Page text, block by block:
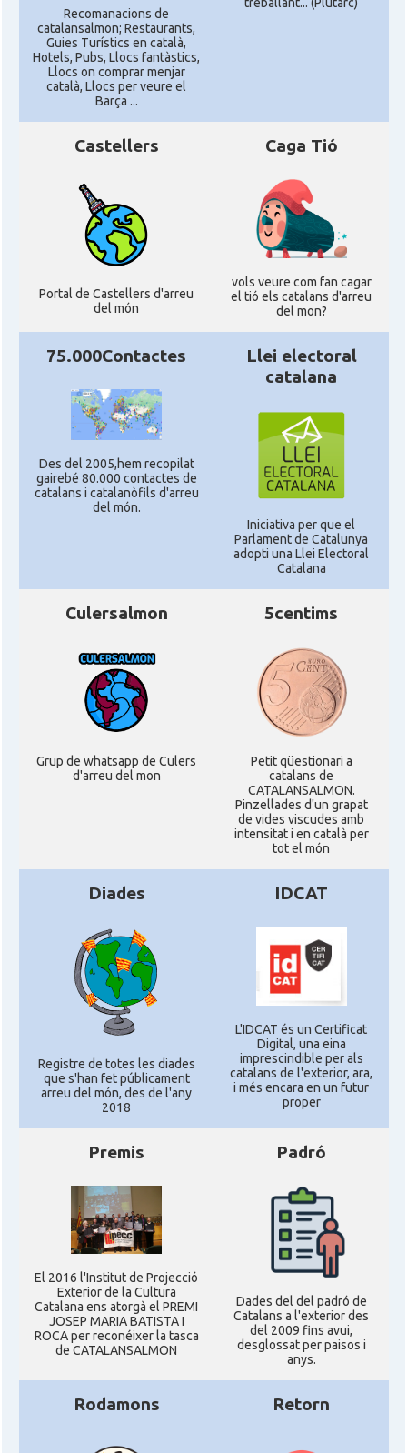
Recomanacions de
catalansalmon; Restaurants,
Guies Turístics en català,
Hotels, Pubs, Llocs fantàstics,
Llocs on comprar menjar
català, Llocs per veure el
Barça ...
Castellers
Portal de Castellers d'arreu
del món
Caga Tió
vols veure com fan cagar
el tió els catalans d'arreu
del mon?
75.000Contactes
Des del 2005,hem recopilat
gairebé 80.000 contactes de
catalans i catalanòfils d'arreu
del món.
Llei electoral
catalana
Iniciativa per que el
Parlament de Catalunya
adopti una Llei Electoral
Catalana
Culersalmon
Grup de whatsapp de Culers
d'arreu del mon
5centims
Petit qüestionari a
catalans de
CATALANSALMON.
Pinzellades d'un grapat
de vides viscudes amb
intensitat i en català per
tot el món
Diades
Registre de totes les diades
que s'han fet públicament
arreu del món, des de l'any
2018
IDCAT
L'IDCAT és un Certificat
Digital, una eina
imprescindible per als
catalans de l'exterior, ara,
i més encara en un futur
proper
Premis
El 2016 l'Institut de Projecció
Exterior de la Cultura
Catalana ens atorgà el PREMI
JOSEP MARIA BATISTA I
ROCA per reconéixer la tasca
de CATALANSALMON
Padró
Dades del del padró de
Catalans a l'exterior des
del 2009 fins avui,
desglossat per paisos i
anys.
Rodamons Retorn